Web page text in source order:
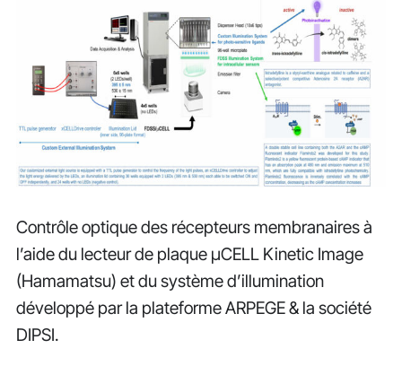
Contrôle optique des récepteurs membranaires à
l’aide du lecteur de plaque µCELL Kinetic Image
(Hamamatsu) et du système d’illumination
développé par la plateforme ARPEGE & la société
DIPSI.